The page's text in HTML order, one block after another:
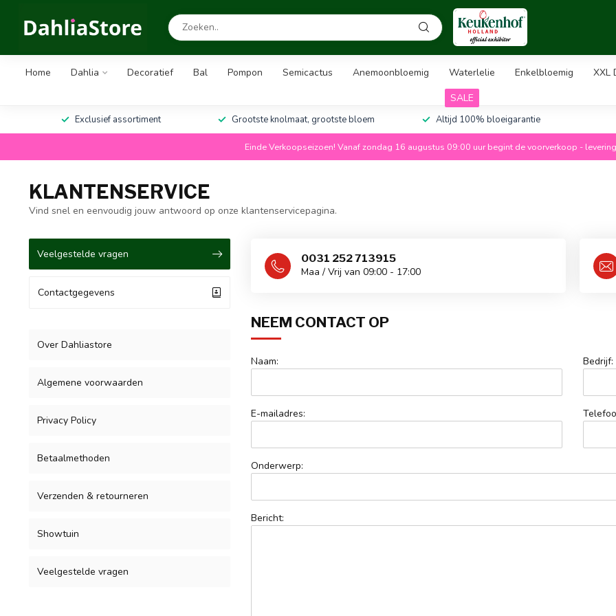
Home Dahlia Decoratief Bal Pompon Semicactus Anemoonbloemig Waterlelie Enkelbloemig
XXL
SALE
Exclusief assortiment Grootste knolmaat, grootste bloem Altijd 100% bloeigarantie
Einde Verkoopseizoen! Vanaf zondag 16 augustus 09:00 uur begint de voorverkoop -
KLANTENSERVICE
Vind snel en eenvoudig jouw antwoord op onze klantenservicepagina.
Veelgestelde vragen
Contactgegevens
Over Dahliastore
Algemene voorwaarden
Privacy Policy
Betaalmethoden
Verzenden & retourneren
Showtuin
Veelgestelde vragen
0031 252 713915
Maa / Vrij van 09:00 - 17:00
NEEM CONTACT OP
Naam: Bedrijf:
E-mailadres:
Onderwerp:
Bericht: